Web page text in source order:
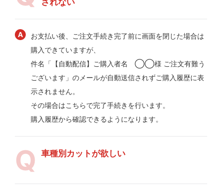
お支払い後、ご注文手続き完了前に画面を閉じた場合は
購入できていますが、
件名「【自動配信】ご購入者名 ◯◯様 ご注文有難う
ございます」のメールが自動送信されずご購入履歴に表
示されません。
その場合はこちらで完了手続きを行います。
購入履歴から確認できるようになります。
車種別カットが欲しい